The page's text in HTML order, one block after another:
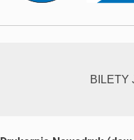
BILETY